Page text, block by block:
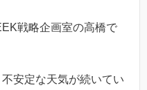
戦略企画室の高橋で
安定な天気が続いてい